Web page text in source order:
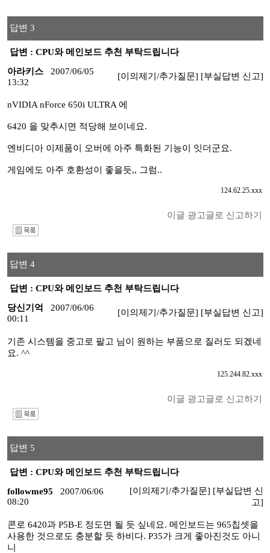
답변 3
답변 : CPU와 메인보드 추천 부탁드립니다
아라키스
2007/06/05
13:32
[이의제기/추가질문] [부실답변 신고]
nVIDIA nForce 650i ULTRA 에
6420 을 맞추시면 적당해 보이네요.
엔비디아 이제품이 오버에 아주 특화된 기능이 잇더군요.
게임에도 아주 호환성이 좋을듯,, 그럼..
124.62.25.xxx
이글 광고글로 신고하기
답변 4
답변 : CPU와 메인보드 추천 부탁드립니다
당신기억
2007/06/06
00:11
[이의제기/추가질문] [부실답변 신고]
기존 시스템을 중고로 팔고 님이 원하는 부품으로 질러도 되겠네
요. ^^
125.244.82.xxx
이글 광고글로 신고하기
답변 5
답변 : CPU와 메인보드 추천 부탁드립니다
followme95
2007/06/06
08:20
[이의제기/추가질문] [부실답변 신
고]
콘로 6420과 P5B-E 정도면 될 듯 싶네요. 메인보드는 965칩셋을
사용한 것으로도 충분할 듯 하비다. P35가 크게 좋아진것도 아니
니